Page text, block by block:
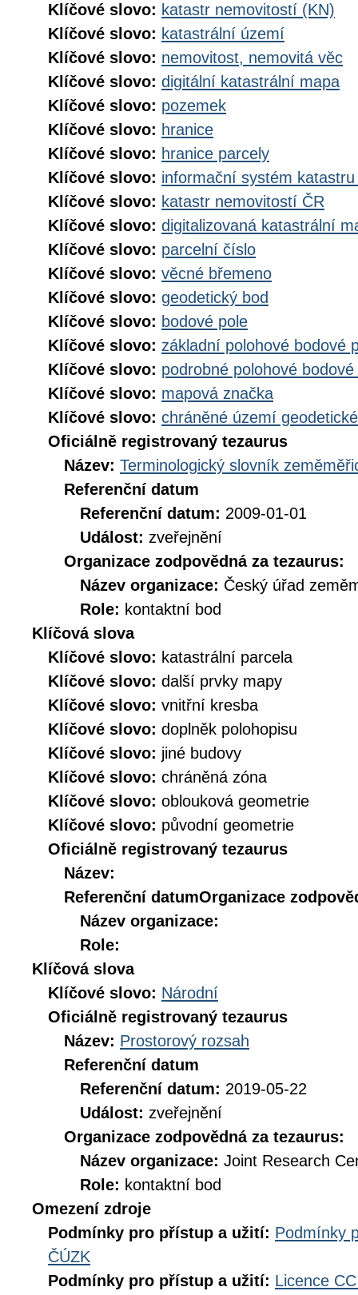
Klíčové slovo: katastr nemovitostí (KN)
Klíčové slovo: katastrální území
Klíčové slovo: nemovitost, nemovitá věc
Klíčové slovo: digitální katastrální mapa
Klíčové slovo: pozemek
Klíčové slovo: hranice
Klíčové slovo: hranice parcely
Klíčové slovo: informační systém
Klíčové slovo: katastr nemovitostí ČR
Klíčové slovo: digitalizovaná katastrální
Klíčové slovo: parcelní číslo
Klíčové slovo: věcné břemeno
Klíčové slovo: geodetický bod
Klíčové slovo: bodové pole
Klíčové slovo: základní polohové bodové
Klíčové slovo: podrobné polohové
Klíčové slovo: mapová značka
Klíčové slovo: chráněné území
Oficiálně registrovaný tezaurus
Název: Terminologický slovník
Referenční datum
Referenční datum: 2009-01-01
Událost: zveřejnění
Organizace zodpovědná za tezaurus:
Název organizace: Český úřad
Role: kontaktní bod
Klíčová slova
Klíčové slovo: katastrální parcela
Klíčové slovo: další prvky mapy
Klíčové slovo: vnitřní kresba
Klíčové slovo: doplněk polohopisu
Klíčové slovo: jiné budovy
Klíčové slovo: chráněná zóna
Klíčové slovo: oblouková geometrie
Klíčové slovo: původní geometrie
Oficiálně registrovaný tezaurus
Název:
Referenční datumOrganizace
Název organizace:
Role:
Klíčová slova
Klíčové slovo: Národní
Oficiálně registrovaný tezaurus
Název: Prostorový rozsah
Referenční datum
Referenční datum: 2019-05-22
Událost: zveřejnění
Organizace zodpovědná za tezaurus:
Název organizace: Joint Research
Role: kontaktní bod
Omezení zdroje
Podmínky pro přístup a užití: Podmínky
ČÚZK
Podmínky pro přístup a užití: Licence